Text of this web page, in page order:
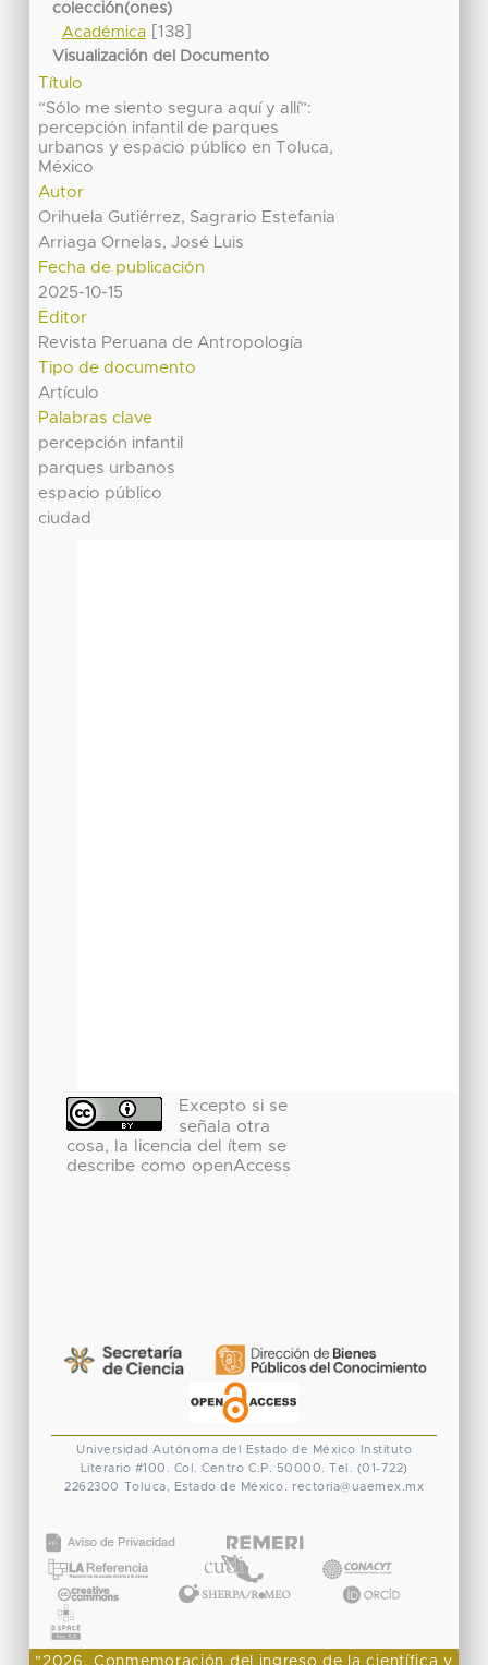
colección(ones)
Académica[138]
Visualización del Documento
Título
“Sólo me siento segura aquí y allí”:
percepción infantil de parques
urbanos y espacio público en Toluca,
México
Autor
Orihuela Gutiérrez, Sagrario Estefania
Arriaga Ornelas, José Luis
Fecha de publicación
2025-10-15
Editor
Revista Peruana de Antropología
Tipo de documento
Artículo
Palabras clave
percepción infantil
parques urbanos
espacio público
ciudad
Excepto si se
señala otra
cosa, la licencia del ítem se
describe como openAccess
Universidad Autónoma del Estado de México
Instituto
Literario #100. Col. Centro C.P. 50000. Tel. (01-722)
2262300 Toluca, Estado de México. rectoria@uaemex.mx
"2026, Conmemoración del ingreso de la científica y